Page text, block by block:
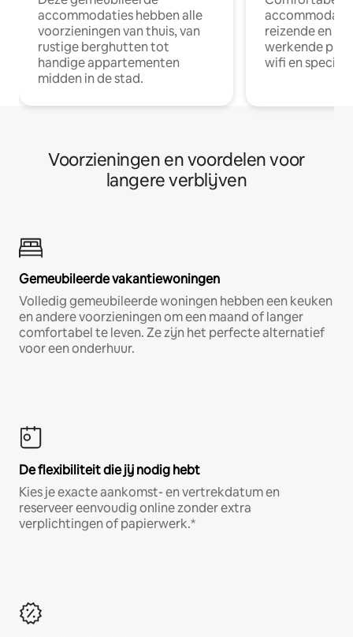
accommodaties hebben alle
voorzieningen van thuis, van
rustige berghutten tot
handige appartementen
midden in de stad.
reizende en
werkende
wifi en
Voorzieningen en voordelen voor
langere verblijven
Gemeubileerde vakantiewoningen
Volledig gemeubileerde woningen hebben een keuken
en andere voorzieningen om een maand of langer
comfortabel te leven. Ze zijn het perfecte alternatief
voor een onderhuur.
De flexibiliteit die jij nodig hebt
Kies je exacte aankomst- en vertrekdatum en
reserveer eenvoudig online zonder extra
verplichtingen of papierwerk.*